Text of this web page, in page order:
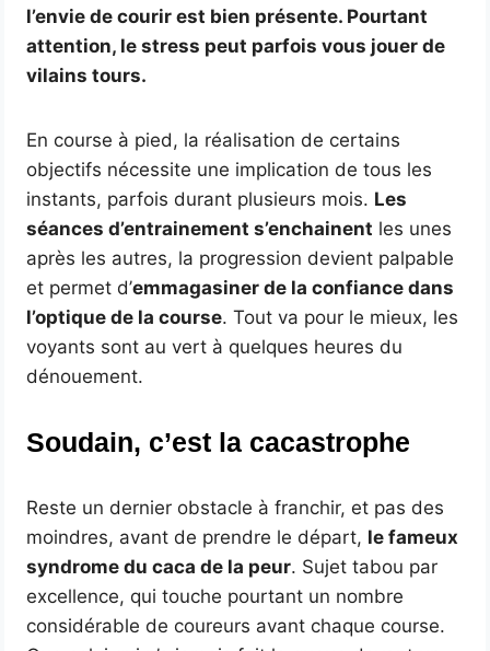
l’envie de courir est bien présente. Pourtant
attention, le stress peut parfois vous jouer de
vilains tours.
En course à pied, la réalisation de certains
objectifs nécessite une implication de tous les
instants, parfois durant plusieurs mois. Les
séances d’entrainement s’enchainent les unes
après les autres, la progression devient palpable
et permet d’emmagasiner de la confiance dans
l’optique de la course. Tout va pour le mieux, les
voyants sont au vert à quelques heures du
dénouement.
Soudain, c’est la cacastrophe
Reste un dernier obstacle à franchir, et pas des
moindres, avant de prendre le départ, le fameux
syndrome du caca de la peur. Sujet tabou par
excellence, qui touche pourtant un nombre
considérable de coureurs avant chaque course.